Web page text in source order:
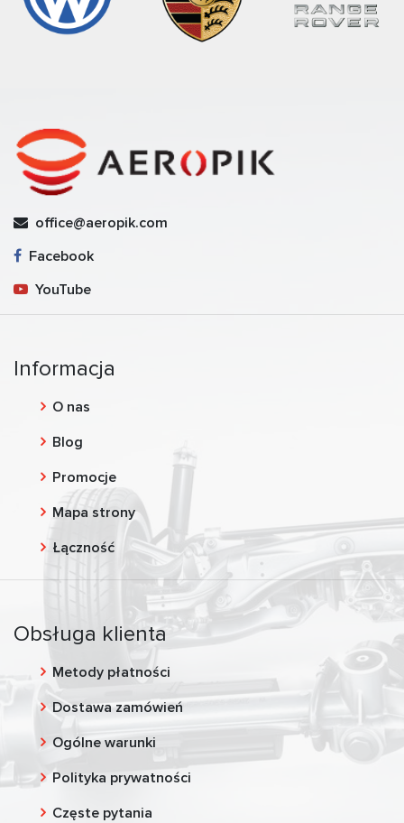
office@aeropik.com
Facebook
YouTube
Informacja
O nas
Blog
Promocje
Mapa strony
Łączność
Obsługa klienta
Metody płatności
Dostawa zamówień
Ogólne warunki
Polityka prywatności
Częste pytania